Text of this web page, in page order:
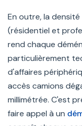
En outre, la
(résidentiel et
rend chaque
particulièrement
d'affaires
accès camions
millimétrée. C'est
faire appel à un